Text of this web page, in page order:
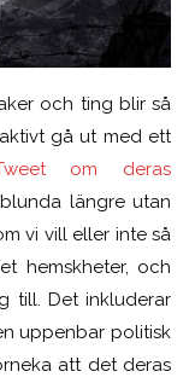
och ting blir så
gå ut med ett
om deras
längre utan
vi vill eller inte så
hemskheter, och
till. Det inkluderar
uppenbar politisk
att det deras